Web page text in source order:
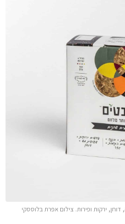
ירקות ופירות. צילום אפרת בלוססקי